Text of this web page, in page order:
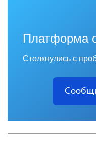
Платформа
Столкнулись с